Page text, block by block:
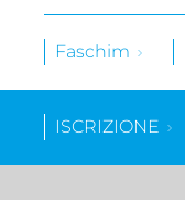
Faschim
ISCRIZIONE